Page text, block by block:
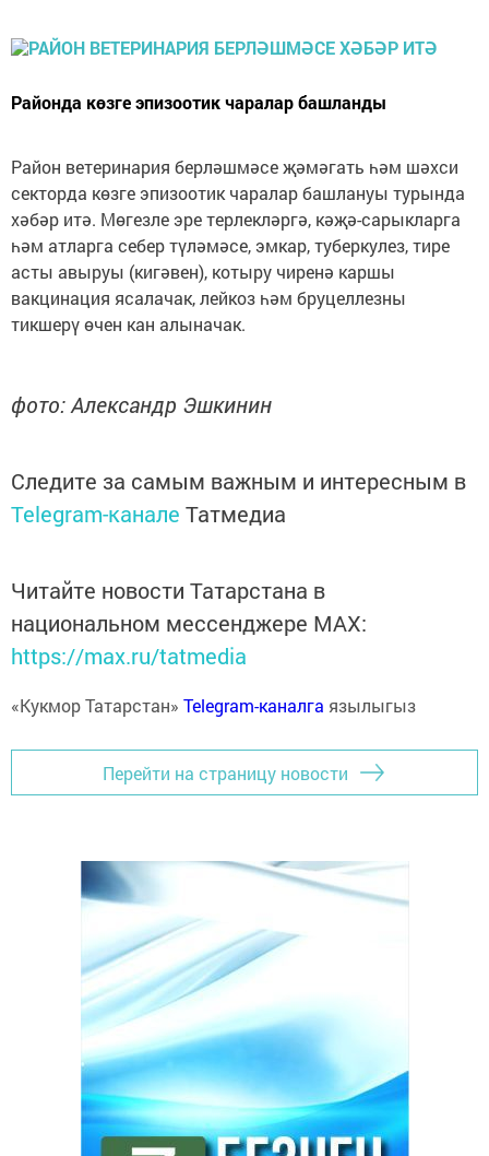
Районда көзге эпизоотик чаралар башланды
Район ветеринария берләшмәсе җәмәгать һәм шәхси
секторда көзге эпизоотик чаралар башлануы турында
хәбәр итә. Мөгезле эре терлекләргә, кәҗә-сарыкларга
һәм атларга себер түләмәсе, эмкар, туберкулез, тире
асты авыруы (кигәвен), котыру чиренә каршы
вакцинация ясалачак, лейкоз һәм бруцеллезны
тикшерү өчен кан алыначак.
фото: Александр Эшкинин
Следите за самым важным и интересным в
Telegram-канале Татмедиа
Читайте новости Татарстана в
национальном мессенджере MАХ:
https://max.ru/tatmedia
«Кукмор Татарстан» Telegram-каналга язылыгыз
Перейти на страницу новости